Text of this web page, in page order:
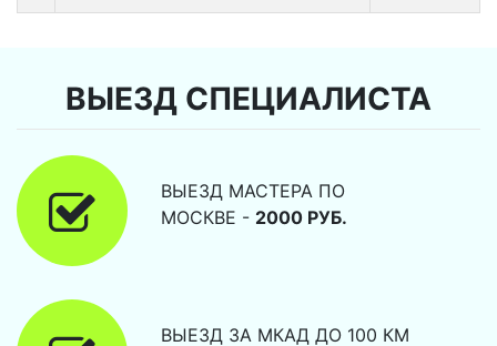
ВЫЕЗД СПЕЦИАЛИСТА
ВЫЕЗД МАСТЕРА ПО
МОСКВЕ - 2000 РУБ.
ВЫЕЗД ЗА МКАД ДО 100 КМ